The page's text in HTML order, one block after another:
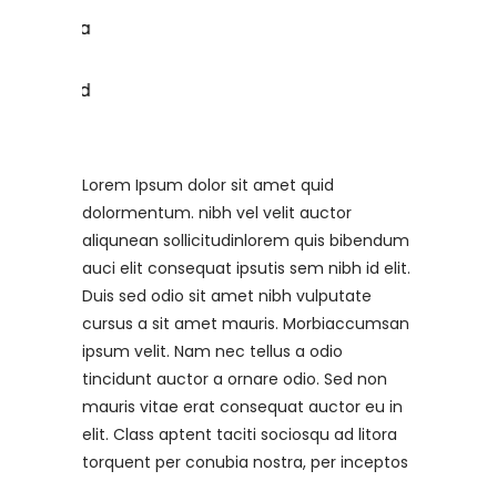
Lorem Ipsum dolor sit amet quid
dolormentum. nibh vel velit auctor
aliqunean sollicitudinlorem quis bibendum
auci elit consequat ipsutis sem nibh id elit.
Duis sed odio sit amet nibh vulputate
cursus a sit amet mauris. Morbiaccumsan
ipsum velit. Nam nec tellus a odio
tincidunt auctor a ornare odio. Sed non
mauris vitae erat consequat auctor eu in
elit. Class aptent taciti sociosqu ad litora
torquent per conubia nostra, per inceptos